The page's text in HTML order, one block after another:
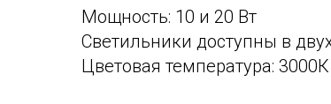
Мощность: 10 и 20 Вт
Светильники доступны в
Цветовая температура: